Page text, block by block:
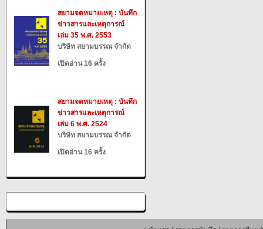
สยามจดหมายเหตุ : บันทึก
ข่าวสารและเหตุการณ์
เล่ม 35 พ.ศ. 2553
บริษัท สยามบรรณ จำกัด
เปิดอ่าน 16 ครั้ง
สยามจดหมายเหตุ : บันทึก
ข่าวสารและเหตุการณ์
เล่ม 6 พ.ศ. 2524
บริษัท สยามบรรณ จำกัด
เปิดอ่าน 16 ครั้ง